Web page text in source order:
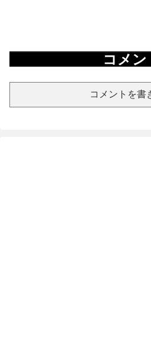
コメン
コメントを書